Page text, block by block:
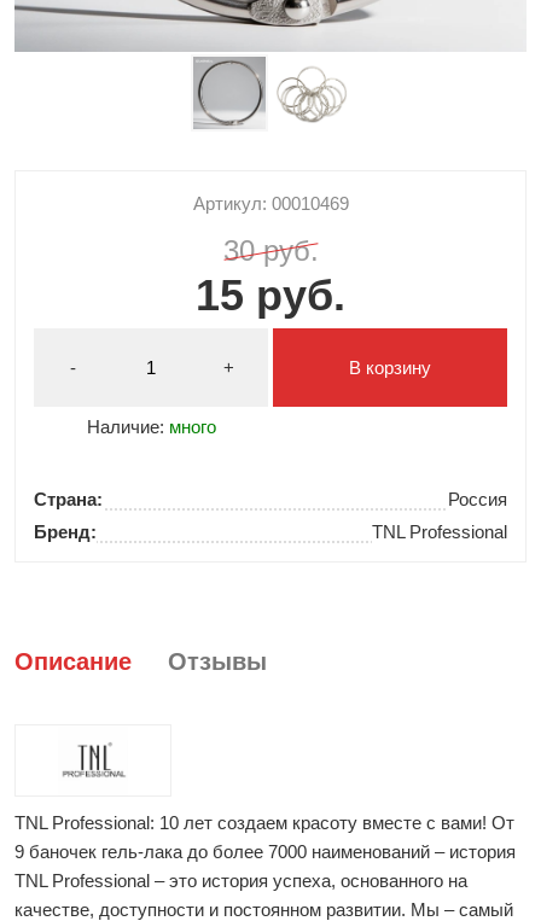
Артикул: 00010469
30 руб.
15 руб.
- +
Наличие: много
В корзину
Страна:
Россия
Бренд:
TNL Professional
Описание Отзывы
TNL Professional: 10 лет создаем красоту вместе с вами! От
9 баночек гель-лака до более 7000 наименований – история
TNL Professional – это история успеха, основанного на
качестве, доступности и постоянном развитии. Мы – самый